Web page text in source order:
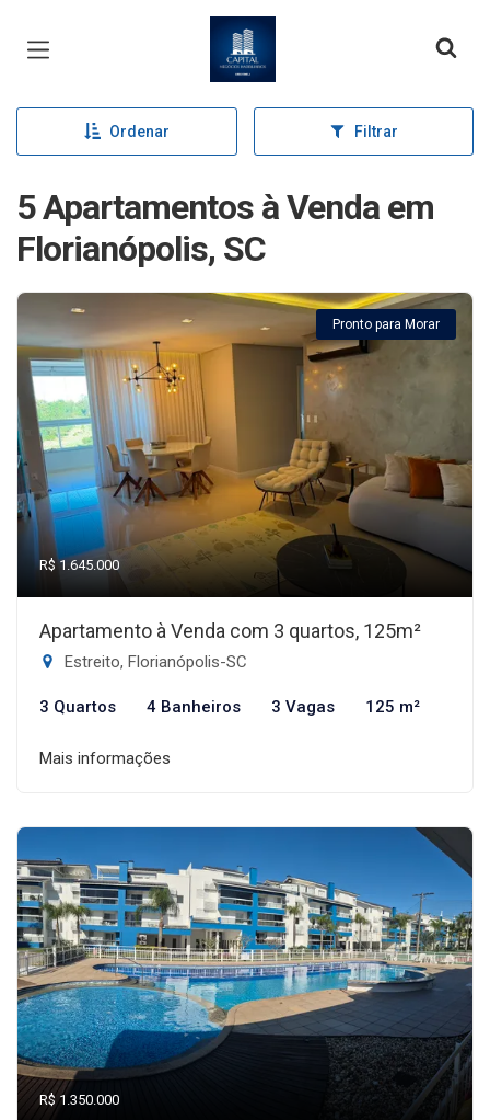
Página inicial
Ordenar Filtrar
5 Apartamentos à Venda em
Florianópolis, SC
Pronto para Morar
R$ 1.645.000
Apartamento à Venda com 3 quartos, 125m²
Estreito, Florianópolis-SC
3 Quartos 4 Banheiros 3 Vagas 125 m²
Mais informações
R$ 1.350.000